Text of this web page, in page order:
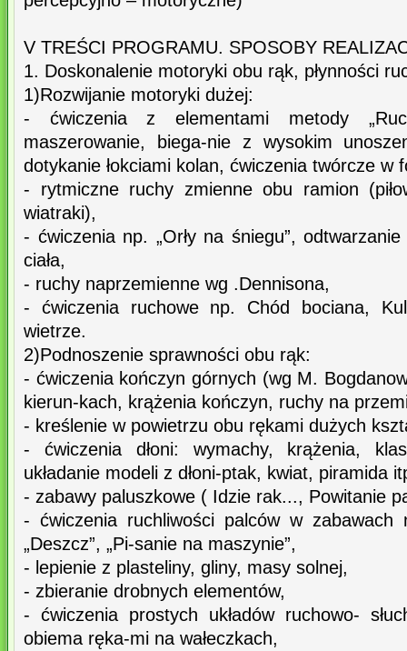
V TREŚCI PROGRAMU. SPOSOBY
1. Doskonalenie motoryki obu rąk, płynności
1)Rozwijanie motoryki dużej:
- ćwiczenia z elementami metody
maszerowanie, biega-nie z wysokim
dotykanie łokciami kolan, ćwiczenia twórcze w
- rytmiczne ruchy zmienne obu ramion
wiatraki),
- ćwiczenia np. „Orły na śniegu”,
ciała,
- ruchy naprzemienne wg .Dennisona,
- ćwiczenia ruchowe np. Chód bociana,
wietrze.
2)Podnoszenie sprawności obu rąk:
- ćwiczenia kończyn górnych (wg M.
kierun-kach, krążenia kończyn, ruchy na
- kreślenie w powietrzu obu rękami dużych
- ćwiczenia dłoni: wymachy, krążenia,
układanie modeli z dłoni-ptak, kwiat, piramida
- zabawy paluszkowe ( Idzie rak..., Powitanie
- ćwiczenia ruchliwości palców w zabawach
„Deszcz”, „Pi-sanie na maszynie”,
- lepienie z plasteliny, gliny, masy solnej,
- zbieranie drobnych elementów,
- ćwiczenia prostych układów ruchowo-
obiema ręka-mi na wałeczkach,